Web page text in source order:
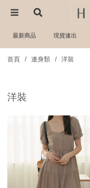
最新商品 現貨速出
首頁 連身類 洋裝
洋裝